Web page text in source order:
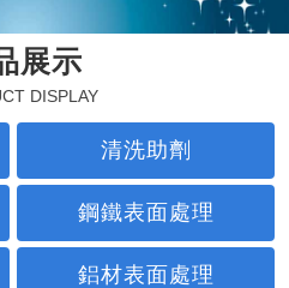
展示
DISPLAY
清洗助劑
鋼鐵表面處理
鋁材表面處理